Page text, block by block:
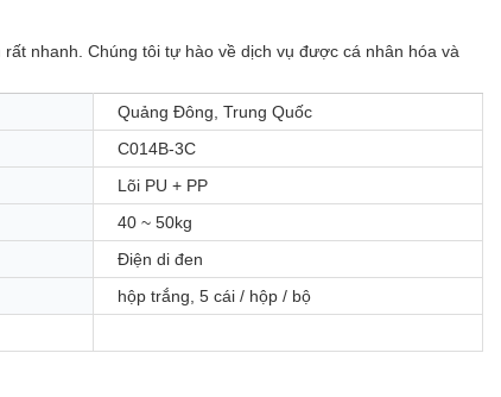
nhanh. Chúng tôi tự hào về dịch vụ được cá nhân hóa và
Quảng Đông, Trung Quốc
C014B-3C
Lõi PU + PP
40 ~ 50kg
Điện di đen
hộp trắng, 5 cái / hộp / bộ